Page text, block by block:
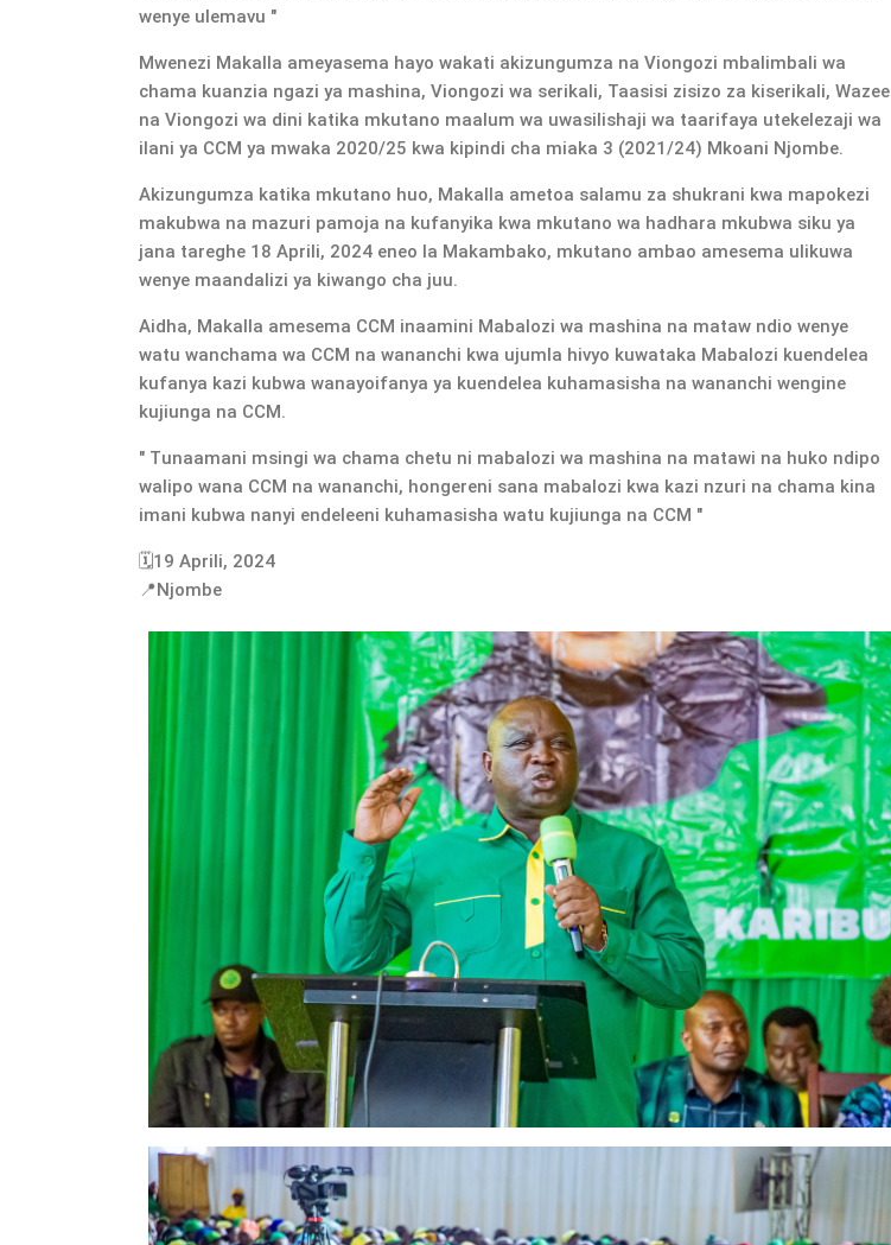
wenye ulemavu "
Mwenezi Makalla ameyasema hayo wakati akizungumza na Viongozi mbalimbali wa
chama kuanzia ngazi ya mashina, Viongozi wa serikali, Taasisi zisizo za kiserikali, Wazee
na Viongozi wa dini katika mkutano maalum wa uwasilishaji wa taarifaya utekelezaji wa
ilani ya CCM ya mwaka 2020/25 kwa kipindi cha miaka 3 (2021/24) Mkoani Njombe.
Akizungumza katika mkutano huo, Makalla ametoa salamu za shukrani kwa mapokezi
makubwa na mazuri pamoja na kufanyika kwa mkutano wa hadhara mkubwa siku ya
jana tareghe 18 Aprili, 2024 eneo la Makambako, mkutano ambao amesema ulikuwa
wenye maandalizi ya kiwango cha juu.
Aidha, Makalla amesema CCM inaamini Mabalozi wa mashina na mataw ndio wenye
watu wanchama wa CCM na wananchi kwa ujumla hivyo kuwataka Mabalozi kuendelea
kufanya kazi kubwa wanayoifanya ya kuendelea kuhamasisha na wananchi wengine
kujiunga na CCM.
" Tunaamani msingi wa chama chetu ni mabalozi wa mashina na matawi na huko ndipo
walipo wana CCM na wananchi, hongereni sana mabalozi kwa kazi nzuri na chama kina
imani kubwa nanyi endeleeni kuhamasisha watu kujiunga na CCM "
🗓️19 Aprili, 2024
📍Njombe